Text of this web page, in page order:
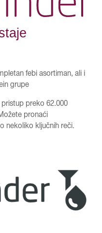
febi asortiman, ali i
grupe
preko 62.000
pronaći
nekoliko ključnih reči.